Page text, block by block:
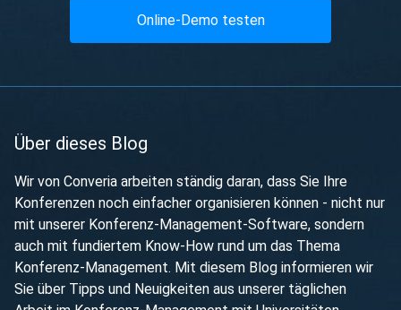
Online-Demo testen
Über dieses Blog
Wir von Converia arbeiten ständig daran, dass Sie Ihre
Konferenzen noch einfacher organisieren können - nicht nur
mit unserer Konferenz-Management-Software, sondern
auch mit fundiertem Know-How rund um das Thema
Konferenz-Management. Mit diesem Blog informieren wir
Sie über Tipps und Neuigkeiten aus unserer täglichen